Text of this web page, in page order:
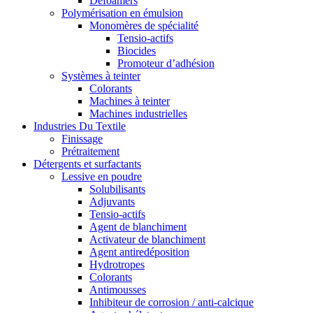
Polymérisation en émulsion
Monomères de spécialité
Tensio-actifs
Biocides
Promoteur d’adhésion
Systèmes à teinter
Colorants
Machines à teinter
Machines industrielles
Industries Du Textile
Finissage
Prétraitement
Détergents et surfactants
Lessive en poudre
Solubilisants
Adjuvants
Tensio-actifs
Agent de blanchiment
Activateur de blanchiment
Agent antiredéposition
Hydrotropes
Colorants
Antimousses
Inhibiteur de corrosion / anti-calcique